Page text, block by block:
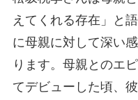
えてくれる存在」と
に母親に対して深い
ります。母親とのエ
てデビューした頃、